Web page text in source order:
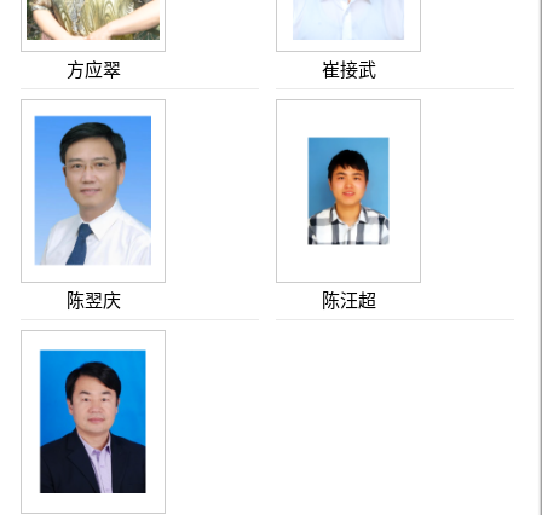
方应翠 崔接武
陈翌庆 陈汪超